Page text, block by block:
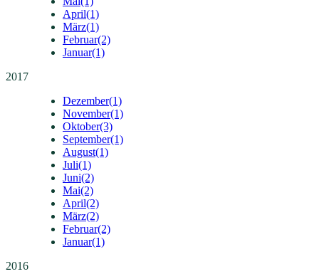
April(1)
März(1)
Februar(2)
Januar(1)
2017
Dezember(1)
November(1)
Oktober(3)
September(1)
August(1)
Juli(1)
Juni(2)
Mai(2)
April(2)
März(2)
Februar(2)
Januar(1)
2016